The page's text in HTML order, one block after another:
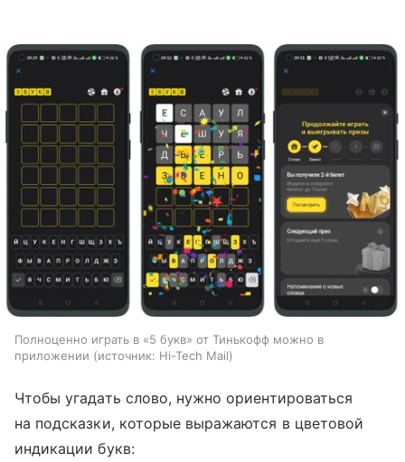
Полноценно играть в «5 букв» от Тинькофф можно в
приложении
источник: Hi-Tech Mail
Чтобы угадать слово, нужно ориентироваться
на подсказки, которые выражаются в цветовой
индикации букв: